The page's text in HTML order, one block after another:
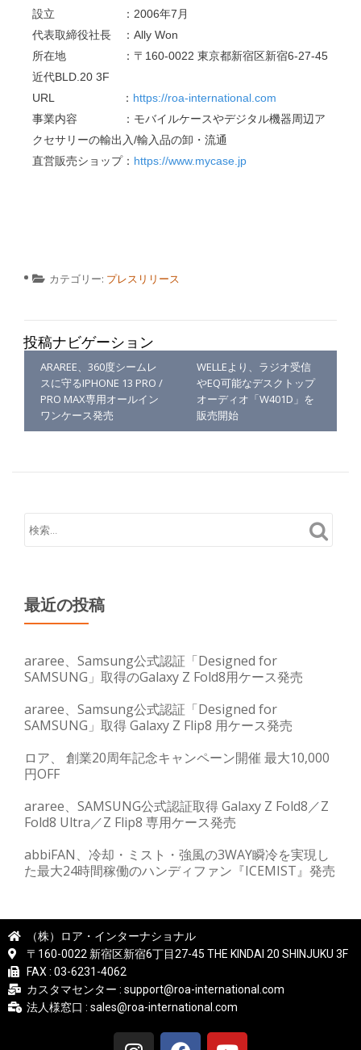
設立 ：2006年7月
代表取締役社長 ：Ally Won
所在地 ：〒160-0022 東京都新宿区新宿6-27-45
近代BLD.20 3F
URL ： https://roa-international.com
事業内容 ：モバイルケースやデジタル機器周辺ア
クセサリーの輸出入/輸入品の卸・流通
直営販売ショップ： https://www.mycase.jp
カテゴリー: プレスリリース
投稿ナビゲーション
ARAREE、360度シームレ
スに守るIPHONE 13 PRO /
PRO MAX専用オールイン
ワンケース発売
WELLEより、ラジオ受信
やEQ可能なデスクトップ
オーディオ「W401D」を
販売開始
最近の投稿
araree、Samsung公式認証「Designed for
SAMSUNG」取得のGalaxy Z Fold8用ケース発売
araree、Samsung公式認証「Designed for
SAMSUNG」取得 Galaxy Z Flip8 用ケース発売
ロア、 創業20周年記念キャンペーン開催 最大10,000
円OFF
araree、SAMSUNG公式認証取得 Galaxy Z Fold8／Z
Fold8 Ultra／Z Flip8 専用ケース発売
abbiFAN、冷却・ミスト・強風の3WAY瞬冷を実現し
た最大24時間稼働のハンディファン『ICEMIST』発売
（株）ロア・インターナショナル
〒160-0022 新宿区新宿6丁目27-45 THE KINDAI 20 SHINJUKU 3F
FAX : 03-6231-4062
カスタマセンター : support@roa-international.com
法人様窓口 : sales@roa-international.com